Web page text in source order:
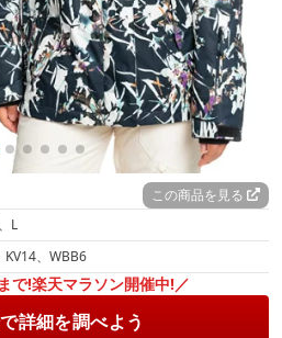
この商品を見る
L
KV14、WBB6
で!楽天マラソン開催中!／
詳細を調べよう